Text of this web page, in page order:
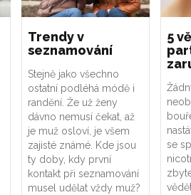
Trendy v
seznamování
Stejně jako všechno
ostatní podléhá módě i
randění. Že už ženy
dávno nemusí čekat, až
je muž osloví, je všem
zajisté známé. Kde jsou
ty doby, kdy první
kontakt při seznamování
musel udělat vždy muž?
5
se